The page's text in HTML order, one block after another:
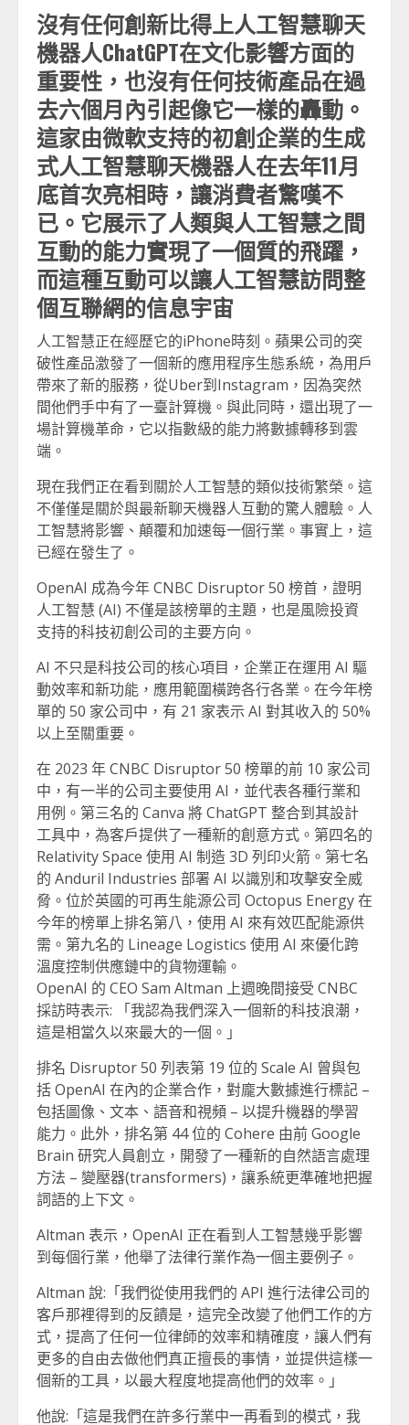
沒有任何創新比得上人工智慧聊天
機器人ChatGPT在文化影響方面的
重要性，也沒有任何技術產品在過
去六個月內引起像它一樣的轟動。
這家由微軟支持的初創企業的生成
式人工智慧聊天機器人在去年11月
底首次亮相時，讓消費者驚嘆不
已。它展示了人類與人工智慧之間
互動的能力實現了一個質的飛躍，
而這種互動可以讓人工智慧訪問整
個互聯網的信息宇宙
人工智慧正在經歷它的iPhone時刻。蘋果公司的突
破性產品激發了一個新的應用程序生態系統，為用戶
帶來了新的服務，從Uber到Instagram，因為突然
間他們手中有了一臺計算機。與此同時，還出現了一
場計算機革命，它以指數級的能力將數據轉移到雲
端。
現在我們正在看到關於人工智慧的類似技術繁榮。這
不僅僅是關於與最新聊天機器人互動的驚人體驗。人
工智慧將影響、顛覆和加速每一個行業。事實上，這
已經在發生了。
OpenAI 成為今年 CNBC Disruptor 50 榜首，證明
人工智慧 (AI) 不僅是該榜單的主題，也是風險投資
支持的科技初創公司的主要方向。
AI 不只是科技公司的核心項目，企業正在運用 AI 驅
動效率和新功能，應用範圍橫跨各行各業。在今年榜
單的 50 家公司中，有 21 家表示 AI 對其收入的 50%
以上至關重要。
在 2023 年 CNBC Disruptor 50 榜單的前 10 家公司
中，有一半的公司主要使用 AI，並代表各種行業和
用例。第三名的 Canva 將 ChatGPT 整合到其設計
工具中，為客戶提供了一種新的創意方式。第四名的
Relativity Space 使用 AI 制造 3D 列印火箭。第七名
的 Anduril Industries 部署 AI 以識別和攻擊安全威
脅。位於英國的可再生能源公司 Octopus Energy 在
今年的榜單上排名第八，使用 AI 來有效匹配能源供
需。第九名的 Lineage Logistics 使用 AI 來優化跨
溫度控制供應鏈中的貨物運輸。
OpenAI 的 CEO Sam Altman 上週晚間接受 CNBC
採訪時表示: 「我認為我們深入一個新的科技浪潮，
這是相當久以來最大的一個。」
排名 Disruptor 50 列表第 19 位的 Scale AI 曾與包
括 OpenAI 在內的企業合作，對龐大數據進行標記 –
包括圖像、文本、語音和視頻 – 以提升機器的學習
能力。此外，排名第 44 位的 Cohere 由前 Google
Brain 研究人員創立，開發了一種新的自然語言處理
方法 – 變壓器(transformers)，讓系統更準確地把握
詞語的上下文。
Altman 表示，OpenAI 正在看到人工智慧幾乎影響
到每個行業，他舉了法律行業作為一個主要例子。
Altman 說:「我們從使用我們的 API 進行法律公司的
客戶那裡得到的反饋是，這完全改變了他們工作的方
式，提高了任何一位律師的效率和精確度，讓人們有
更多的自由去做他們真正擅長的事情，並提供這樣一
個新的工具，以最大程度地提高他們的效率。」
他說:「這是我們在許多行業中一再看到的模式，我